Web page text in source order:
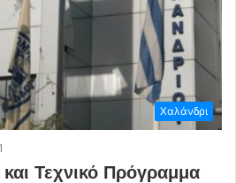
Χαλάνδρι
Τεχνικό Πρόγραμμα